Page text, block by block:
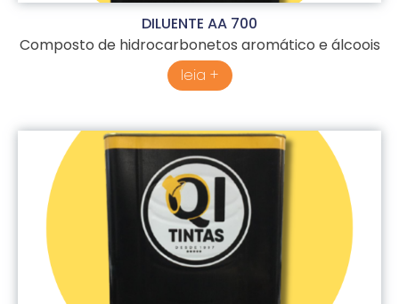
DILUENTE AA 700
Composto de hidrocarbonetos aromático e álcoois
leia +